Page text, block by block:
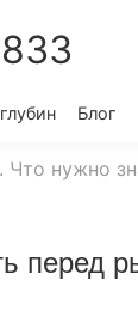
Блог
нужно
перед